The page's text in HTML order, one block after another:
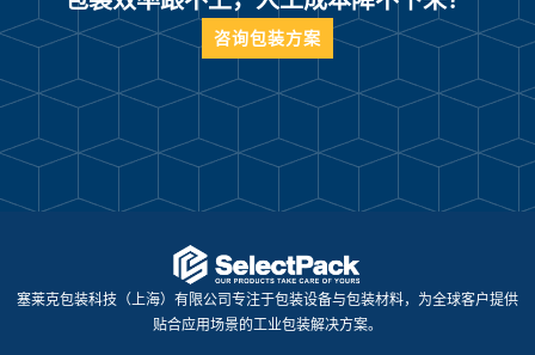
咨询包装方案
塞莱克包装科技（上海）有限公司专注于包装设备与包装材料，为全球客户提供
贴合应用场景的工业包装解决方案。